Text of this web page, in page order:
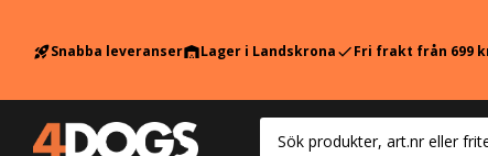
rocket_launchSnabba leveranserwarehouseLager i LandskronacheckFri frakt från 699